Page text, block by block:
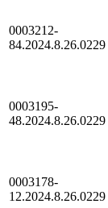
0003212-
84.2024.8.26.0229
0003195-
48.2024.8.26.0229
0003178-
12.2024.8.26.0229